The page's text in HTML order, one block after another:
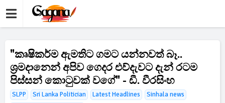
"කෘෂිකර්ම ඇමතිට ගමට යන්නවත් බෑ..
ශ්‍රමදානෙන් අපිව ගෙදර එව්දැවට දැන් රටම
පිස්සන් කොටුවක් වගේ" - ඩී. වීරසිංහ
SLPP Sri Lanka Politician Latest Headlines
Sinhala news